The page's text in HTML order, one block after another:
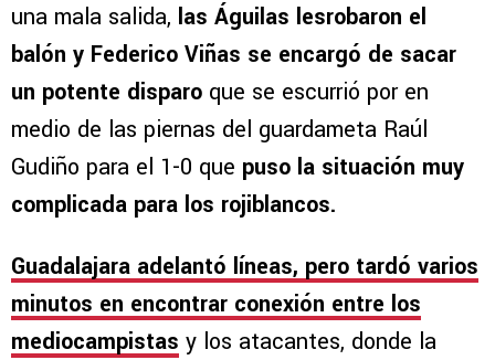
una mala salida, las Águilas lesrobaron el
balón y Federico Viñas se encargó de sacar
un potente disparo que se escurrió por en
medio de las piernas del guardameta Raúl
Gudiño para el 1-0 que puso la situación muy
complicada para los rojiblancos.
Guadalajara adelantó líneas, pero tardó varios
minutos en encontrar conexión entre los
mediocampistas y los atacantes, donde la